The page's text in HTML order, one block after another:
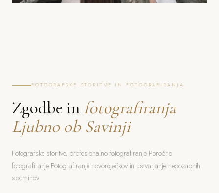
FOTOGRAFSKE STORITVE IN FOTOGRAFIRANJA
Zgodbe in fotografiranja
Ljubno ob Savinji
Fotografske storitve, profesionalno fotografiranje Poročno
fotografiranje Fotografiranje novoroječkov in ustvarjanje nepozabnih
spominov